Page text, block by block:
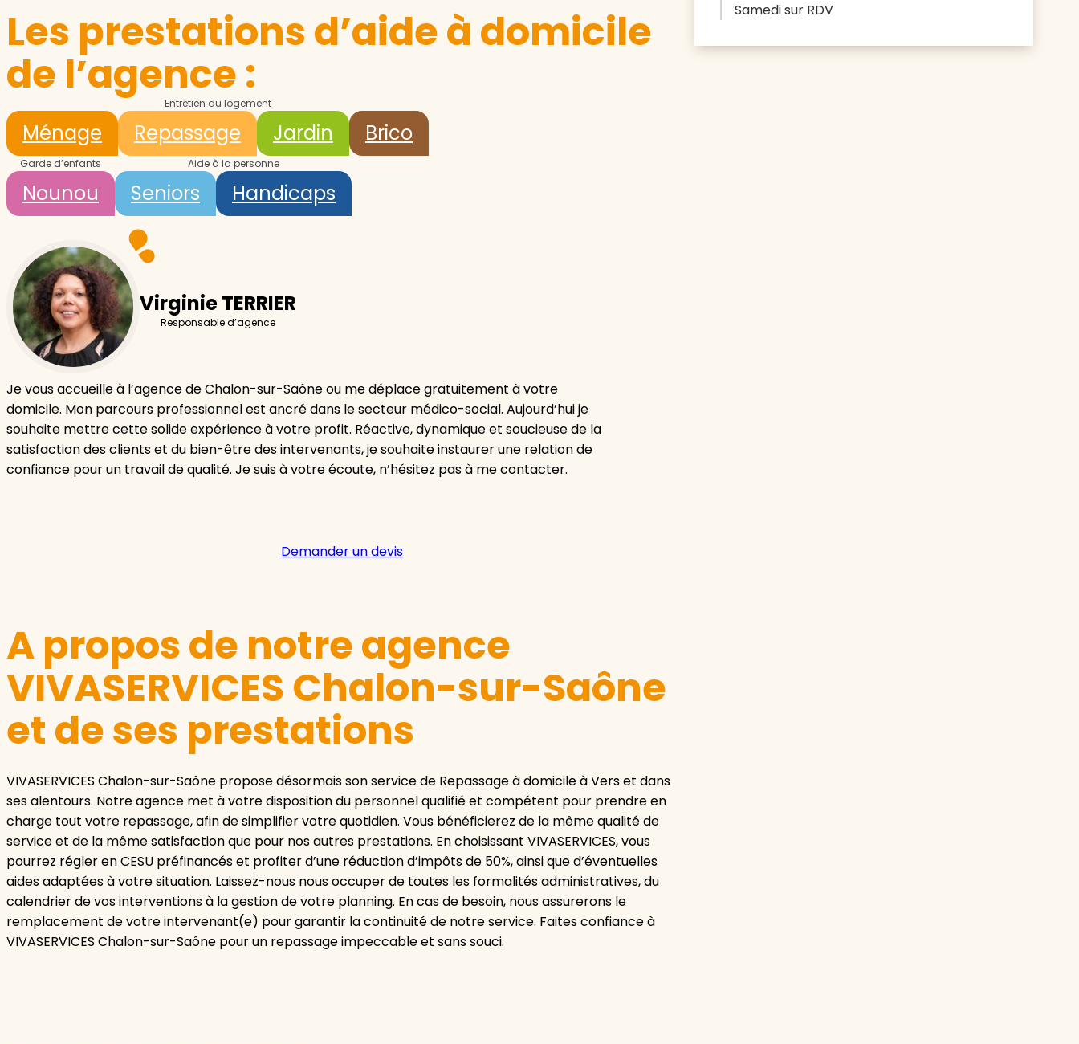
Les prestations d’aide à domicile
de l’agence :
Entretien du logement
Ménage Repassage Jardin Brico
Garde d’enfants
Nounou
Aide à la personne
Seniors Handicaps
Virginie TERRIER
Responsable d’agence
Je vous accueille à l’agence de Chalon-sur-Saône ou me déplace gratuitement à votre
domicile. Mon parcours professionnel est ancré dans le secteur médico-social. Aujourd’hui je
souhaite mettre cette solide expérience à votre profit. Réactive, dynamique et soucieuse de la
satisfaction des clients et du bien-être des intervenants, je souhaite instaurer une relation de
confiance pour un travail de qualité. Je suis à votre écoute, n’hésitez pas à me contacter.
Demander un devis
A propos de notre agence
VIVASERVICES Chalon-sur-Saône
et de ses prestations
VIVASERVICES Chalon-sur-Saône propose désormais son service de Repassage à domicile à Vers et dans
ses alentours. Notre agence met à votre disposition du personnel qualifié et compétent pour prendre en
charge tout votre repassage, afin de simplifier votre quotidien. Vous bénéficierez de la même qualité de
service et de la même satisfaction que pour nos autres prestations. En choisissant VIVASERVICES, vous
pourrez régler en CESU préfinancés et profiter d’une réduction d’impôts de 50%, ainsi que d’éventuelles
aides adaptées à votre situation. Laissez-nous nous occuper de toutes les formalités administratives, du
calendrier de vos interventions à la gestion de votre planning. En cas de besoin, nous assurerons le
remplacement de votre intervenant(e) pour garantir la continuité de notre service. Faites confiance à
VIVASERVICES Chalon-sur-Saône pour un repassage impeccable et sans souci.
Samedi sur RDV